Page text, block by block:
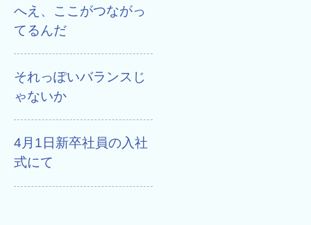
へえ、ここがつながっ
てるんだ
それっぽいバランスじ
ゃないか
4月1日新卒社員の入社
式にて